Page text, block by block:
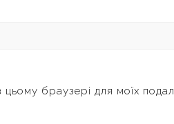
браузері для моїх